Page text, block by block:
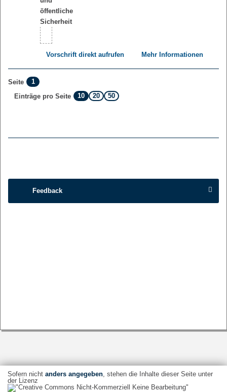
Vorschrift direkt aufrufen Mehr Informationen
Seite
1
Einträge pro Seite
10 20 50
Feedback
Sofern nicht anders angegeben, stehen die Inhalte dieser Seite unter
der Lizenz